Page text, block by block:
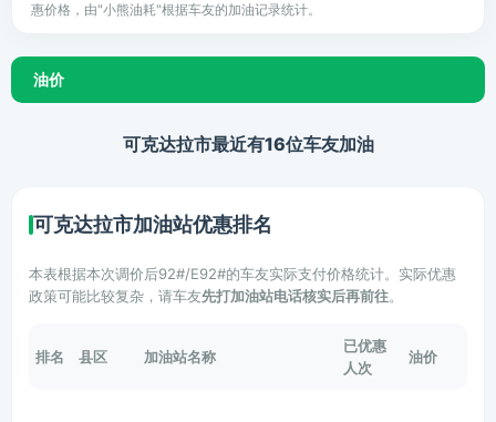
惠价格，由"小熊油耗"根据车友的加油记录统计。
油价
可克达拉市最近有16位车友加油
可克达拉市加油站优惠排名
本表根据本次调价后92#/E92#的车友实际支付价格统计。实际优惠
政策可能比较复杂，请车友先打加油站电话核实后再前往。
排名 县区 加油站名称
已优惠
人次
油价